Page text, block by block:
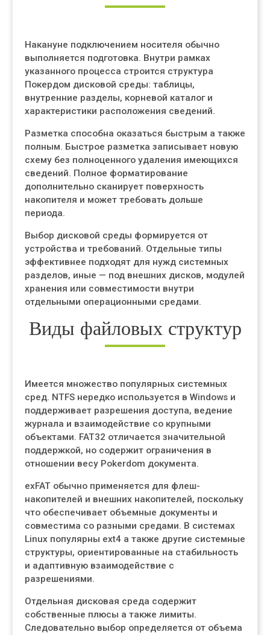
Накануне подключением носителя обычно
выполняется подготовка. Внутри рамках
указанного процесса строится структура
Покердом дисковой среды: таблицы,
внутренние разделы, корневой каталог и
характеристики расположения сведений.
Разметка способна оказаться быстрым а также
полным. Быстрое разметка записывает новую
схему без полноценного удаления имеющихся
сведений. Полное форматирование
дополнительно сканирует поверхность
накопителя и может требовать дольше
периода.
Выбор дисковой среды формируется от
устройства и требований. Отдельные типы
эффективнее подходят для нужд системных
разделов, иные — под внешних дисков, модулей
хранения или совместимости внутри
отдельными операционными средами.
Виды файловых структур
Имеется множество популярных системных
сред. NTFS нередко используется в Windows и
поддерживает разрешения доступа, ведение
журнала и взаимодействие со крупными
объектами. FAT32 отличается значительной
поддержкой, но содержит ограничения в
отношении весу Pokerdom документа.
exFAT обычно применяется для флеш-
накопителей и внешних накопителей, поскольку
что обеспечивает объемные документы и
совместима со разными средами. В системах
Linux популярны ext4 а также другие системные
структуры, ориентированные на стабильность
и адаптивную взаимодействие с
разрешениями.
Отдельная дисковая среда содержит
собственные плюсы а также лимиты.
Следовательно выбор определяется от объема